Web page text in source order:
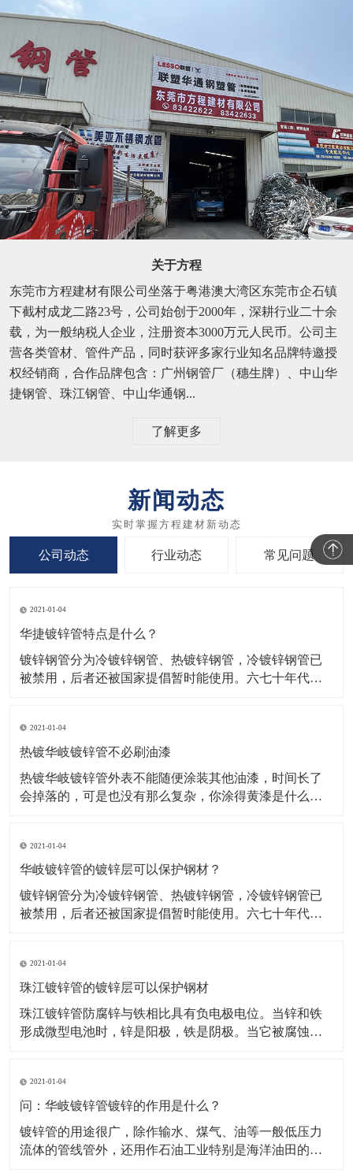
关于方程
东莞市方程建材有限公司坐落于粤港澳大湾区东莞市企石镇
下截村成龙二路23号，公司始创于2000年，深耕行业二十余
载，为一般纳税人企业，注册资本3000万元人民币。公司主
营各类管材、管件产品，同时获评多家行业知名品牌特邀授
权经销商，合作品牌包含：广州钢管厂（穗生牌）、中山华
捷钢管、珠江钢管、中山华通钢...
了解更多
新闻动态
公司动态 行业动态 常见问题
2021-01-04
华捷镀锌管特点是什么？
镀锌钢管分为冷镀锌钢管、热镀锌钢管，冷镀锌钢管已
被禁用，后者还被国家提倡暂时能使用。六七十年代，
华捷镀锌管可以避免任何的腐蚀溶液的接触钢基体，保
护钢基体的腐蚀。在一般的氛围，在薄薄的一层致密的
2021-01-04
热镀华岐镀锌管不必刷油漆
热镀华岐镀锌管外表不能随便涂装其他油漆，时间长了
会掉落的，可是也没有那么复杂，你涂得黄漆是什么漆
层锌的涂层，使钢管和大气隔了开来，避免了大气对钢
管的直接触摸和锈蚀，得到了保护。而锌在钢管外表的
涂层，由于锌
2021-01-04
华岐镀锌管的镀锌层可以保护钢材？
镀锌钢管分为冷镀锌钢管、热镀锌钢管，冷镀锌钢管已
被禁用，后者还被国家提倡暂时能使用。六七十年代，
锌管作为供水管，新建小区的冷水管已经很少使用镀锌
管了，有些小区的热水管使用的是镀锌管。热镀锌钢管
在消防、电
2021-01-04
珠江镀锌管的镀锌层可以保护钢材
珠江镀锌管防腐锌与铁相比具有负电极电位。当锌和铁
形成微型电池时，锌是阳极，铁是阴极。当它被腐蚀
生锈，这是镀锌层的主要特征，优于其他涂层。热镀锌
钢管镀锌时，锌铁合金层和钢基体的、锌层之间的冶金
2021-01-04
问：华岐镀锌管镀锌的作用是什么？
镀锌管的用途很广，除作输水、煤气、油等一般低压力
流体的管线管外，还用作石油工业特别是海洋油田的油